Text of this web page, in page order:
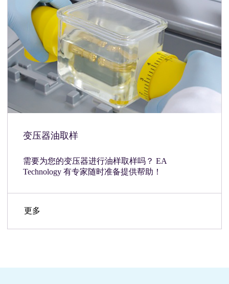
变压器油取样
需要为您的变压器进行油样取样吗？ EA
Technology 有专家随时准备提供帮助！
更多